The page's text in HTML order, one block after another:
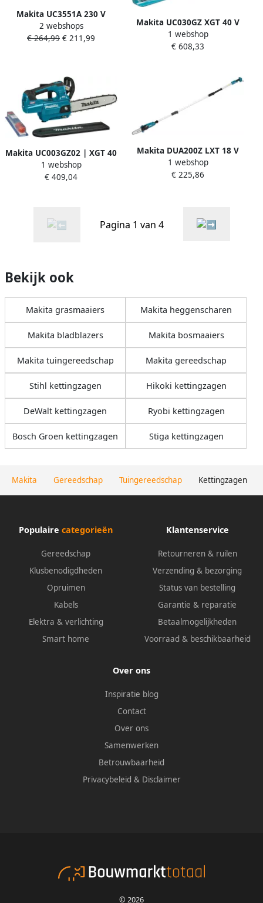
Makita Gereedschap Tuingereedschap Kettingzagen
Makita UC3551A 230 V
Kettingzaag 2.000 Watt 35
cm | Mtools
2 webshops
€ 264,99 € 211,99
Makita UC030GZ XGT 40 V
Max Kettingzaag | 50 cm |
Zonder accu&apos;s en
1 webshop
€ 608,33
Makita UC003GZ02 | XGT 40
V Max | Top handle
kettingzaag 30 cm | Zonder
1 webshop
€ 409,04
Makita DUA200Z LXT 18 V
Stokkettingzaag 20 cm |
Zonder accu en lader | in
1 webshop
€ 225,86
Pagina 1 van 4
Bekijk ook
Makita grasmaaiers Makita heggenscharen
Makita bladblazers Makita bosmaaiers
Makita tuingereedschap Makita gereedschap
Stihl kettingzagen Hikoki kettingzagen
DeWalt kettingzagen Ryobi kettingzagen
Bosch Groen kettingzagen Stiga kettingzagen
Populaire categorieën
Gereedschap
Klusbenodigdheden
Opruimen
Kabels
Elektra & verlichting
Smart home
Klantenservice
Retourneren & ruilen
Verzending & bezorging
Status van bestelling
Garantie & reparatie
Betaalmogelijkheden
Voorraad & beschikbaarheid
Over ons
Inspiratie blog
Contact
Over ons
Samenwerken
Betrouwbaarheid
Privacybeleid & Disclaimer
© 2026